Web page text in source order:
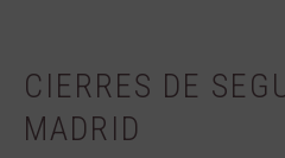
CIERRES DE
MADRID